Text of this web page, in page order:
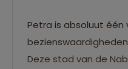
Petra is absoluut
Deze stad van de